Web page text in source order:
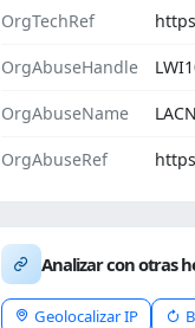
OrgTechRef
OrgAbuseHandle
OrgAbuseName
OrgAbuseRef
Analizar con otras
Geolocalizar IP